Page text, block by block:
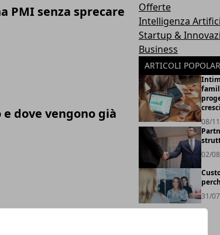
PMI senza sprecare
dove vengono già
emergenti
Offerte
Intelligenza
Startup &
Business
ARTICOLI
08/
02/
31/